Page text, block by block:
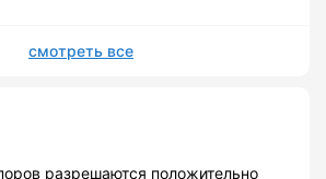
смотреть все
разрешаются положительно